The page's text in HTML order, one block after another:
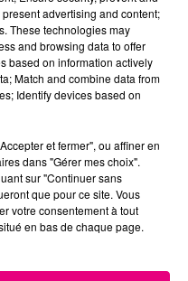
advertising and content;
These technologies may
and browsing data to offer
based on information actively
Match and combine data from
Identify devices based on
et fermer", ou affiner en
dans "Gérer mes choix".
sur "Continuer sans
que pour ce site. Vous
votre consentement à tout
en bas de chaque page.